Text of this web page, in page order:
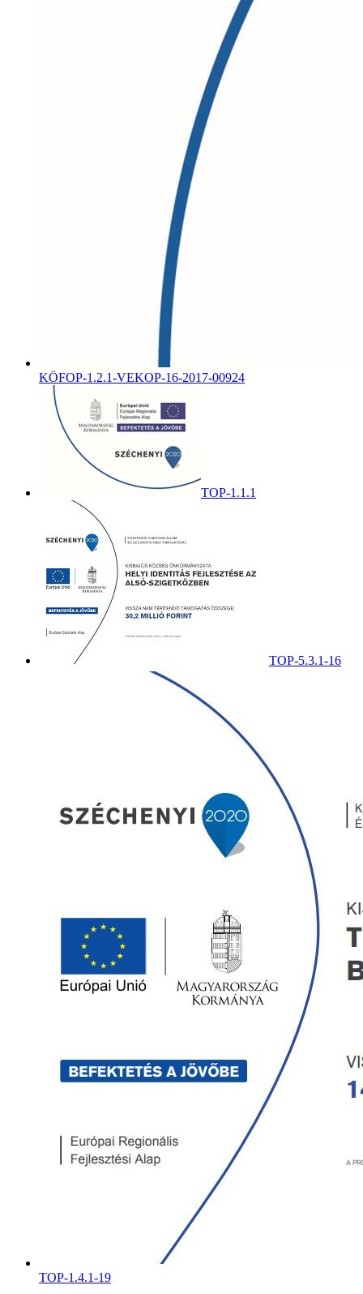
KÖFOP-1.2.1-VEKOP-16-2017-00924
TOP-1.1.1
TOP-5.3.1-16
TOP-1.4.1-19